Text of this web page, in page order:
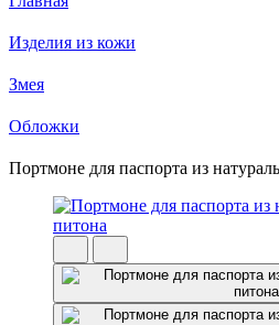
Изделия из кожи
Змея
Обложки
Портмоне для паспорта из